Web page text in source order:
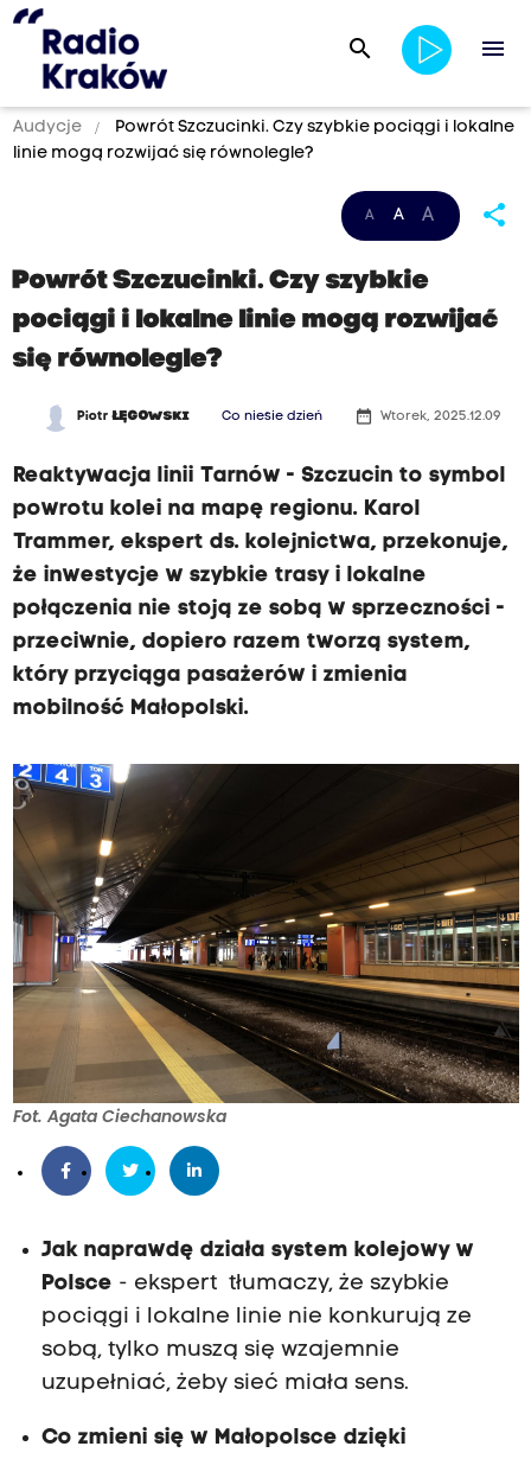
search menu
Audycje
Powrót Szczucinki. Czy szybkie pociągi i lokalne
linie mogą rozwijać się równolegle?
A A A share
Powrót Szczucinki. Czy szybkie
pociągi i lokalne linie mogą rozwijać
się równolegle?
PiotrŁĘGOWSKI Co niesie dzień date_range Wtorek, 2025.12.09
Reaktywacja linii Tarnów - Szczucin to symbol
powrotu kolei na mapę regionu. Karol
Trammer, ekspert ds. kolejnictwa, przekonuje,
że inwestycje w szybkie trasy i lokalne
połączenia nie stoją ze sobą w sprzeczności -
przeciwnie, dopiero razem tworzą system,
który przyciąga pasażerów i zmienia
mobilność Małopolski.
Fot. Agata Ciechanowska
Jak naprawdę działa system kolejowy w
Polsce - ekspert tłumaczy, że szybkie
pociągi i lokalne linie nie konkurują ze
sobą, tylko muszą się wzajemnie
uzupełniać, żeby sieć miała sens.
Co zmieni się w Małopolsce dzięki